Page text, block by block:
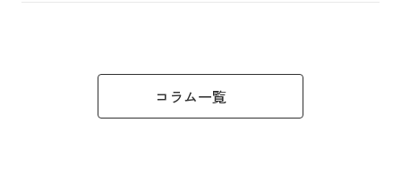
コラム一覧